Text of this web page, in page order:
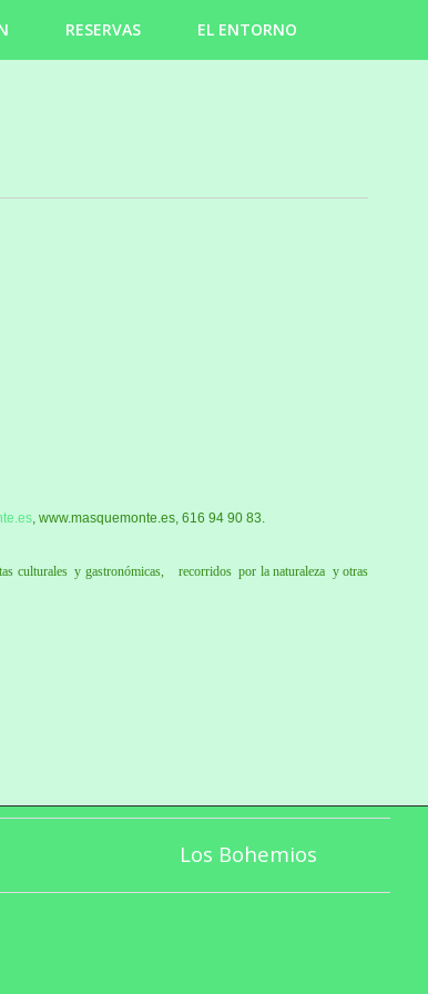
RESERVAS EL ENTORNO
, www.masquemonte.es, 616 94 90 83.
culturales y gastronómicas, recorridos por la naturaleza y otras
Los Bohemios